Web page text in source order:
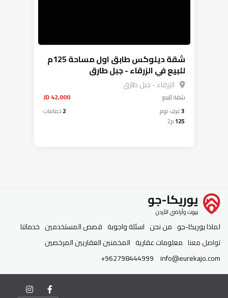
شقة ديلوكس طابق اول مساحة 125م
للبيع في الزرقاء - جبل طارق
الزرقاء - جبل طارق
شقةللبيع 42,000 JD
3غرف نوم 2حمامات
125م2
لماذا يوريكا-جو من نحن اسئلة واجوبة قصص المستخدمين خدماتنا
تواصل معنا معلومات عقارية المخمنين العقاريين المرخصين
info@eurekajo.com
+962798444999